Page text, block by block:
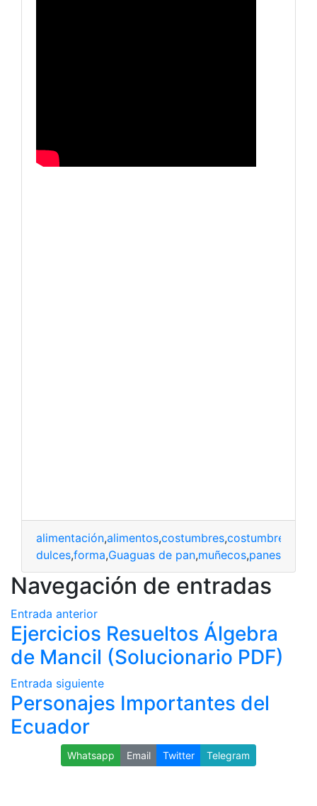
alimentación,alimentos,costumbres,costumbres y
dulces,forma,Guaguas de pan,muñecos,panes
Navegación de entradas
Entrada anterior
Ejercicios Resueltos Álgebra
de Mancil (Solucionario PDF)
Entrada siguiente
Personajes Importantes del
Ecuador
Whatsapp Email Twitter Telegram